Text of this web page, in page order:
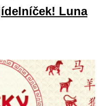
Luna